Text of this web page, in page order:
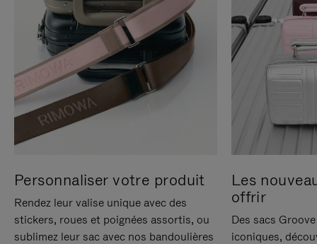
Personnaliser votre produit
Rendez leur valise unique avec des
stickers, roues et poignées assortis, ou
sublimez leur sac avec nos bandoulières
Les
offrir
Des sacs
iconiques,